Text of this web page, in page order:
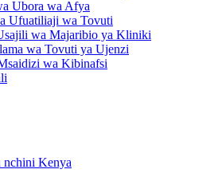
Ubora wa Afya
Ufuatiliaji wa Tovuti
wa Majaribio ya Kliniki
wa Tovuti ya Ujenzi
wa Kibinafsi
nchini Kenya